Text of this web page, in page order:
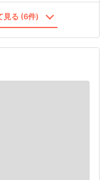
見る (6件)